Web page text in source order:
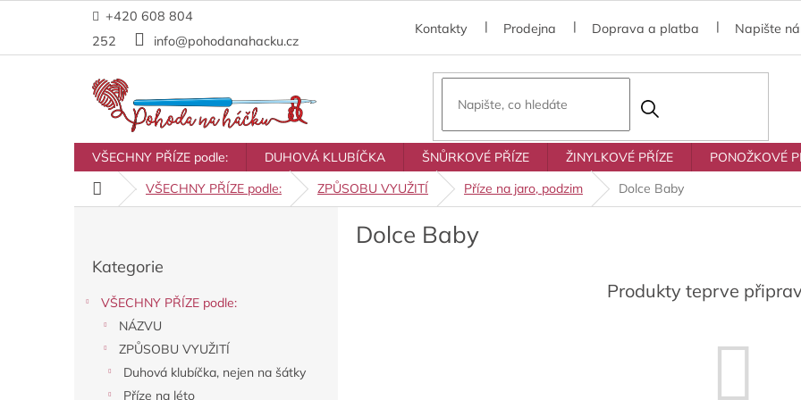
+420 608 804
252
info@pohodanahacku.cz
Kontakty Prodejna Doprava a platba Napište
VŠECHNY PŘÍZE podle: DUHOVÁ KLUBÍČKA ŠNŮRKOVÉ PŘÍZE ŽINYLKOVÉ PŘÍZE PONOŽKOVÉ
Domů VŠECHNY PŘÍZE podle: ZPŮSOBU VYUŽITÍ Příze na jaro, podzim Dolce Baby
kategorie
Kategorie
VŠECHNY PŘÍZE podle:
NÁZVU
ZPŮSOBU VYUŽITÍ
Duhová klubíčka, nejen na šátky
Příze na léto
Dolce Baby
Produkty teprve